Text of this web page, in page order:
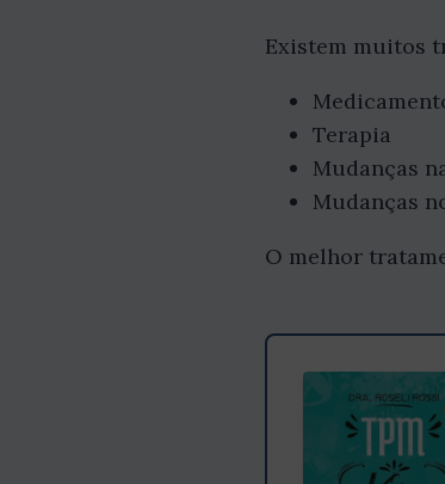
Existem muitos
Terapia
Mudanças
Mudanças
O melhor